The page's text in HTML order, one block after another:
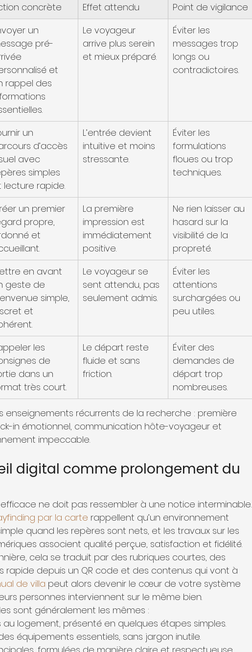
concrète Effet attendu
Point de vigilance
un
pré-
et
rappel des
Le voyageur
arrive plus serein
et mieux préparé.
Éviter les
messages trop
longs ou
contradictoires.
un
d’accès
avec
simples
lecture rapide.
L’entrée devient
intuitive et moins
stressante.
Éviter les
formulations
floues ou trop
techniques.
un premier
propre,
et
La première
impression est
immédiatement
positive.
Ne rien laisser au
hasard sur la
visibilité de la
propreté.
en avant
geste de
simple,
et
Le voyageur se
sent attendu, pas
seulement admis.
Éviter les
attentions
surchargées ou
peu utiles.
les
de
dans un
très court.
Le départ reste
fluide et sans
friction.
Éviter des
demandes de
départ trop
nombreuses.
enseignements récurrents de la recherche : première
in émotionnel, communication hôte-voyageur et
impeccable.
digital comme prolongement du
efficace ne doit pas ressembler à une notice interminable.
par la carte rappellent qu’un environnement
quand les repères sont nets, et les travaux sur les
associent qualité perçue, satisfaction et fidélité.
cela se traduit par des rubriques courtes, des
rapide depuis un QR code et des contenus qui vont à
de villa peut alors devenir le cœur de votre système
personnes interviennent sur le même bien.
sont généralement les mêmes :
au logement, présenté en quelques étapes simples.
équipements essentiels, sans jargon inutile.